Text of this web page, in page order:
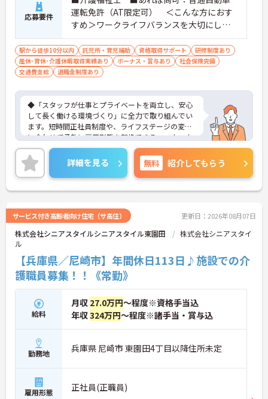
応募要件
運転免許（AT限定可） ＜こんな方におす
すめ＞ワークライフバランスを大切にした
いとお考えの方、入居者様それぞれに合わ
せた、温かいケアを提供したい方、これま
での介護分野でのご経験を有効に活用した
い方
駅から徒歩10分以内 託児所・育児補助 資格取得サポート
研修制度あり
産休･育休･介護休暇取得実績あり
ボーナス・賞与あり
社会保険完備
交通費支給
退職金制度あり
◆「スタッフが仕事とプライベートを両立し、安心
して長く働ける環境づくり」に全力で取り組んでい
ます。短時間正社員制度や、ライフステージの変化
に合わせて柔軟に雇用形態を転換できるワークスタ
イル選択制度など、無理なく働き続けられる仕組み
が整っています。
◆資格取得にかかる費用を最大10万円まで補助する
支援制度や、独自の「育児休業給付金＋（プラ
ス）」、マイホーム購入時の利子補給制度など、大
す。WEB社内報を通じて全国の仲間の様子を知るこ
とができ、風通しの良い温かい社風が根付いていま
す。
与年2回や月5,600円の食事補助手当もあり 頑張りが
しっかり収入に反映される環境！ 月2日の希望休や
各種時短制度も充実しており プライベートや家庭と
の両立も万全です。
詳細を見る 無料 紹介してもらう
サービス付き高齢者向け住宅（サ高住） 更新日：2026年08月07日
株式会社シニアスタイルシニアスタイル東園田
株式会社シニアスタイ
ル
【兵庫県／尼崎市】年間休日113日♪施設での介
護職員募集！！《常勤》
給料
月収 27.0万円～程度※資格手当込
年収324万円～程度※諸手当・賞与込
勤務地 兵庫県 尼崎市 東園田4丁目以降住所未定
雇用形態 正社員(正職員)